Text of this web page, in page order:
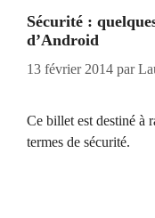
Sécurité :
d’Android
13 février 2014 par
Ce billet est destiné à
termes de sécurité.